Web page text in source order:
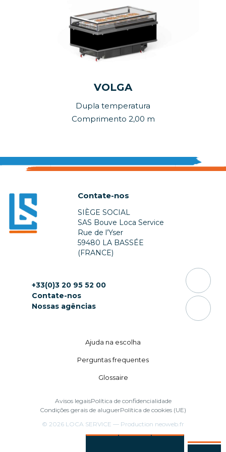
VOLGA
Dupla temperatura
Comprimento 2,00 m
Contate-nos
SIÈGE SOCIAL
SAS Bouve Loca Service
Rue de l’Yser
59480 LA BASSÉE
(FRANCE)
+33(0)3 20 95 52 00
Contate-nos
Nossas agências
Ajuda na escolha
Perguntas frequentes
Glossaire
Avisos legaisPolítica de confidencialidade
Condições gerais de aluguerPolítica de cookies (UE)
© 2026 LOCA SERVICE — Production neoweb.fr